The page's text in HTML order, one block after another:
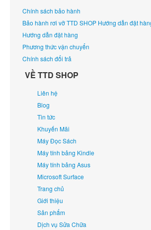
Chính sách bảo hành
Bảo hành rơi vỡ TTD SHOP Hướng dẫn đặt
Hướng dẫn đặt hàng
Phương thức vận chuyển
Chính sách đổi trả
VỀ TTD SHOP
Liên hệ
Blog
Tin tức
Khuyến Mãi
Máy Đọc Sách
Máy tính bảng Kindle
Máy tính bảng Asus
Microsoft Surface
Trang chủ
Giới thiệu
Sản phẩm
Dịch vụ Sửa Chữa